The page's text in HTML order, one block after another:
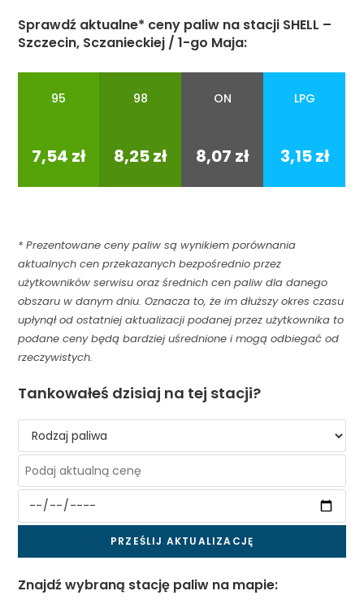
Sprawdź aktualne* ceny paliw na stacji SHELL –
Szczecin, Sczanieckiej / 1-go Maja:
95 98 ON LPG
7,54 zł 8,25 zł 8,07 zł 3,15 zł
* Prezentowane ceny paliw są wynikiem porównania
aktualnych cen przekazanych bezpośrednio przez
użytkowników serwisu oraz średnich cen paliw dla danego
obszaru w danym dniu. Oznacza to, że im dłuższy okres czasu
upłynął od ostatniej aktualizacji podanej przez użytkownika to
podane ceny będą bardziej uśrednione i mogą odbiegać od
rzeczywistych.
Tankowałeś dzisiaj na tej stacji?
Znajdź wybraną stację paliw na mapie: